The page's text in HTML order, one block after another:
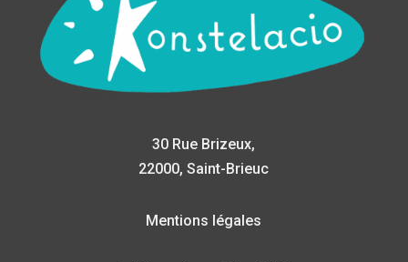
30 Rue Brizeux,
22000, Saint-Brieuc
Mentions légales